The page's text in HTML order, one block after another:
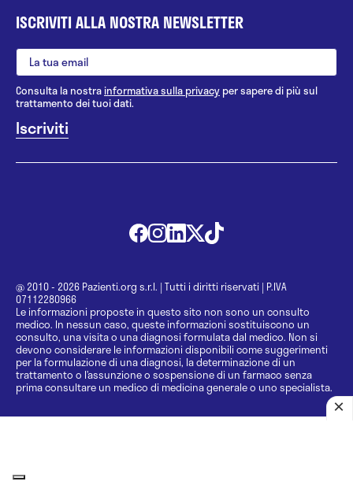
ISCRIVITI ALLA NOSTRA NEWSLETTER
Consulta la nostrainformativa sulla privacy per sapere di più sul
trattamento dei tuoi dati.
@ 2010 - 2026 Pazienti.org s.r.l. | Tutti i diritti riservati | P.IVA
07112280966
Le informazioni proposte in questo sito non sono un consulto
medico. In nessun caso, queste informazioni sostituiscono un
consulto, una visita o una diagnosi formulata dal medico. Non si
devono considerare le informazioni disponibili come suggerimenti
per la formulazione di una diagnosi, la determinazione di un
trattamento o l’assunzione o sospensione di un farmaco senza
prima consultare un medico di medicina generale o uno specialista.